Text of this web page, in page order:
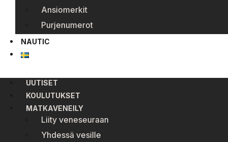
Ansiomerkit
Purjenumerot
NAUTIC
UUTISET
KOULUTUKSET
MATKAVENEILY
Liity veneseuraan
Yhdessä vesille